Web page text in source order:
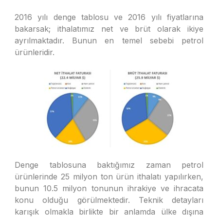
2016 yılı denge tablosu ve 2016 yılı fiyatlarına
bakarsak; ithalatımız net ve brüt olarak ikiye
ayrılmaktadır. Bunun en temel sebebi petrol
ürünleridir.
Denge tablosuna baktığımız zaman petrol
ürünlerinde 25 milyon ton ürün ithalatı yapılırken,
bunun 10.5 milyon tonunun ihrakiye ve ihracata
konu olduğu görülmektedir. Teknik detayları
karışık olmakla birlikte bir anlamda ülke dışına